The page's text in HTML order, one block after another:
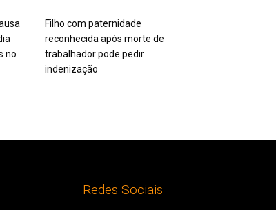
no
Filho com paternidade
reconhecida após morte de
trabalhador pode pedir
indenização
Redes Sociais